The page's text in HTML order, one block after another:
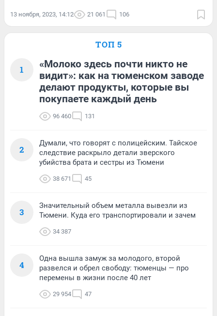
13 ноября, 2023, 14:12 21 061 106
ТОП 5
1
«Молоко здесь почти никто не
видит»: как на тюменском заводе
делают продукты, которые вы
покупаете каждый день
96 460 131
2
Думали, что говорят с полицейским. Тайское
следствие раскрыло детали зверского
убийства брата и сестры из Тюмени
38 671 45
3
Значительный объем металла вывезли из
Тюмени. Куда его транспортировали и зачем
34 387
4
Одна вышла замуж за молодого, второй
развелся и обрел свободу: тюменцы — про
перемены в жизни после 40 лет
29 954 47